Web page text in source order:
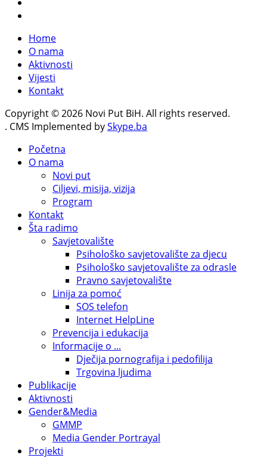
Home
O nama
Aktivnosti
Vijesti
Kontakt
Copyright © 2026 Novi Put BiH. All rights reserved.
. CMS Implemented bySkype.ba
Početna
O nama
Novi put
Ciljevi, misija, vizija
Program
Kontakt
Šta radimo
Savjetovalište
Psihološko savjetovalište za djecu
Psihološko savjetovalište za odrasle
Pravno savjetovalište
Linija za pomoć
SOS telefon
Internet HelpLine
Prevencija i edukacija
Informacije o ...
Dječija pornografija i pedofilija
Trgovina ljudima
Publikacije
Aktivnosti
Gender&Media
GMMP
Media Gender Portrayal
Projekti